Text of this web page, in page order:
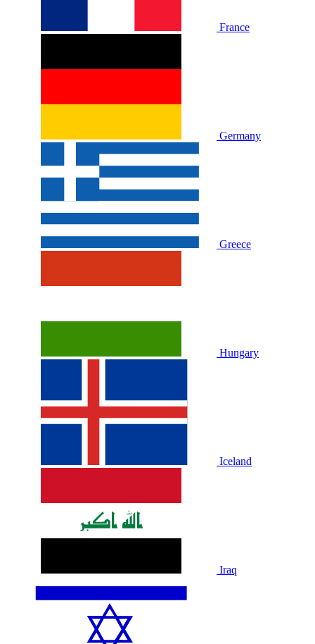
France
Germany
Greece
Hungary
Iceland
Iraq